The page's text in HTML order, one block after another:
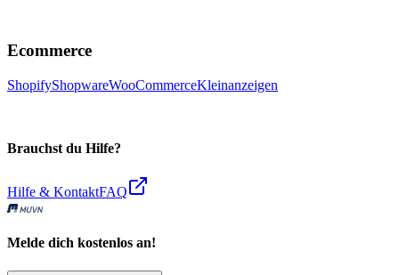
Ecommerce
ShopifyShopwareWooCommerceKleinanzeigen
Brauchst du Hilfe?
Hilfe & KontaktFAQ
Melde dich kostenlos an!